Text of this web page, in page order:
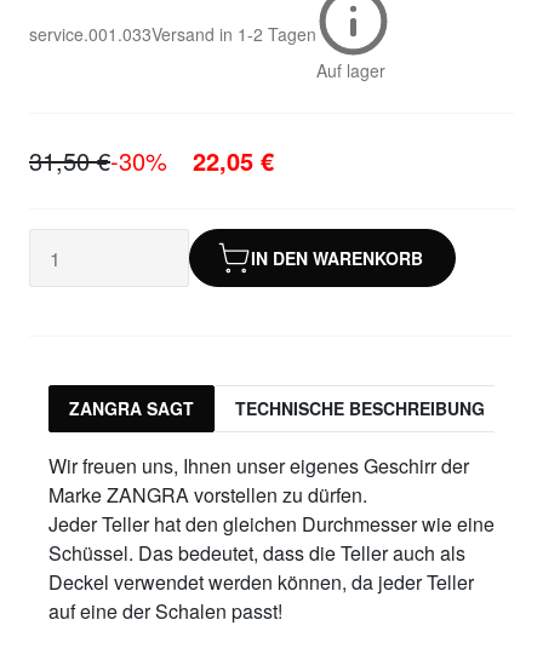
service.001.033Versand in 1-2 Tagen
Auf lager
31,50 €-30% 22,05 €
IN DEN WARENKORB
ZANGRA SAGT TECHNISCHE BESCHREIBUNG
Wir freuen uns, Ihnen unser eigenes Geschirr der
Marke ZANGRA vorstellen zu dürfen.
Jeder Teller hat den gleichen Durchmesser wie eine
Schüssel. Das bedeutet, dass die Teller auch als
Deckel verwendet werden können, da jeder Teller
auf eine der Schalen passt!